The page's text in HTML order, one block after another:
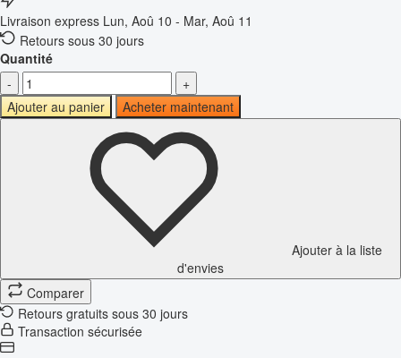
Livraison express Lun, Aoû 10 - Mar, Aoû 11
Retours sous 30 jours
Quantité
-
+
Ajouter au panier
Acheter maintenant
Ajouter à la liste
d'envies
Comparer
Retours gratuits sous 30 jours
Transaction sécurisée